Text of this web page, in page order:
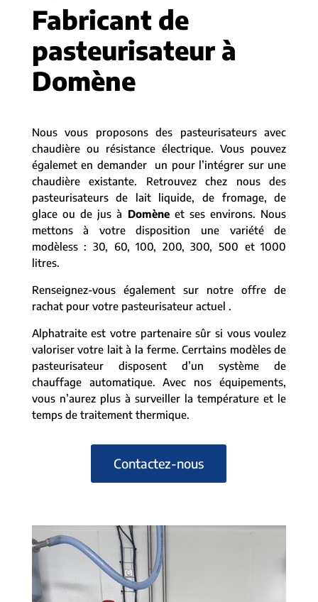
Fabricant de
pasteurisateur à
Domène
Nous vous proposons des pasteurisateurs avec
chaudière ou résistance électrique. Vous pouvez
égalemet en demander un pour l’intégrer sur une
chaudière existante. Retrouvez chez nous des
pasteurisateurs de lait liquide, de fromage, de
glace ou de jus à Domèneet ses environs. Nous
mettons à votre disposition une variété de
modèless : 30, 60, 100, 200, 300, 500 et 1000
litres.
Renseignez-vous également sur notre offre de
rachat pour votre pasteurisateur actuel .
Alphatraite est votre partenaire sûr si vous voulez
valoriser votre lait à la ferme. Cerrtains modèles de
pasteurisateur disposent d’un système de
chauffage automatique. Avec nos équipements,
vous n’aurez plus à surveiller la température et le
temps de traitement thermique.
Contactez-nous